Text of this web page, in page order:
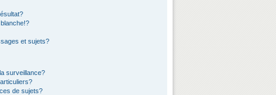
et sujets?
surveillance?
de sujets?